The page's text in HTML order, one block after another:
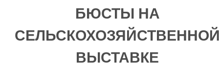
БЮСТЫ НА
ВЫСТАВКЕ